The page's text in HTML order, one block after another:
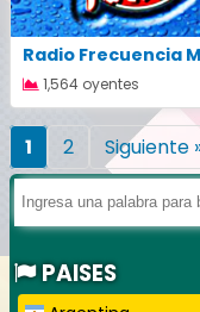
Radio Frecuencia
1,564 oyentes
1 2 Siguiente
PAISES